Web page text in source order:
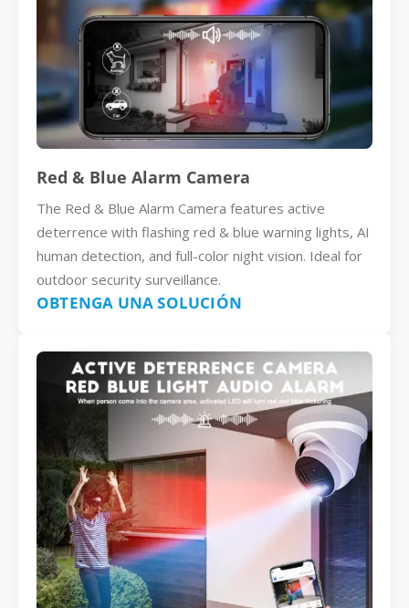
Red & Blue Alarm Camera
The Red & Blue Alarm Camera features active
deterrence with flashing red & blue warning lights, AI
human detection, and full-color night vision. Ideal for
outdoor security surveillance.
OBTENGA UNA SOLUCIÓN